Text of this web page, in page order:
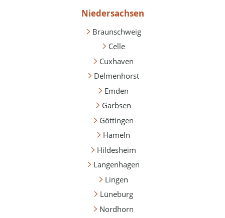
Niedersachsen
Braunschweig
Celle
Cuxhaven
Delmenhorst
Emden
Garbsen
Göttingen
Hameln
Hildesheim
Langenhagen
Lingen
Lüneburg
Nordhorn